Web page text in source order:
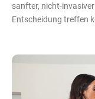
sanfter, nicht-
Entscheidung treffen